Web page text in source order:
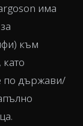
има
към
по държави/